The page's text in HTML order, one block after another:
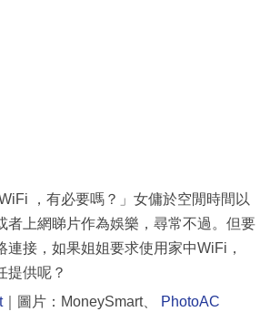
，有必要嗎？」女傭於空閒時間以
者上網睇片作為娛樂，尋常不過。但要
連接，如果姐姐要求使用家中WiFi，
提供呢？
｜圖片：MoneySmart、 PhotoAC